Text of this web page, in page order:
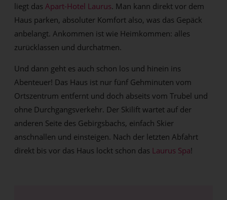
liegt das Apart-Hotel Laurus. Man kann direkt vor dem
Haus parken, absoluter Komfort also, was das Gepäck
anbelangt. Ankommen ist wie Heimkommen: alles
zurücklassen und durchatmen.
Und dann geht es auch schon los und hinein ins
Abenteuer! Das Haus ist nur fünf Gehminuten vom
Ortszentrum entfernt und doch abseits vom Trubel und
ohne Durchgangsverkehr. Der Skilift wartet auf der
anderen Seite des Gebirgsbachs, einfach Skier
anschnallen und einsteigen. Nach der letzten Abfahrt
direkt bis vor das Haus lockt schon das Laurus Spa!